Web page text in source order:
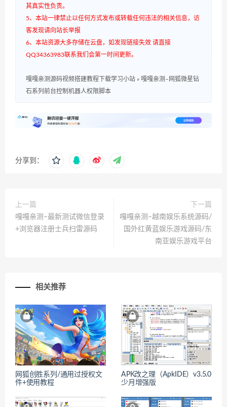
其真实性负责。
5、本站一律禁止以任何方式发布或转载任何违法的相关信息，访
客发现请向站长举报
6、本站资源大多存储在云盘，如发现链接失效 请直接
QQ34363983联系我们会第一时间更新。
嘎嘎亲测源码视频搭建教程下载学习小站 » 嘎嘎亲测–网狐微星钻
石系列前台控制机器人权限脚本
分享到：
上一篇
嘎嘎亲测–最新测试微信登录
+浏览器注册士兵扫雷源码
下一篇
嘎嘎亲测–越南娱乐系统源码/
国外红黄蓝娱乐游戏源码/东
南亚娱乐游戏平台
相关推荐
网狐创胜系列/通用过授权文
件+使用教程
APK改之理（ApkIDE）v3.5.0
少月增强版